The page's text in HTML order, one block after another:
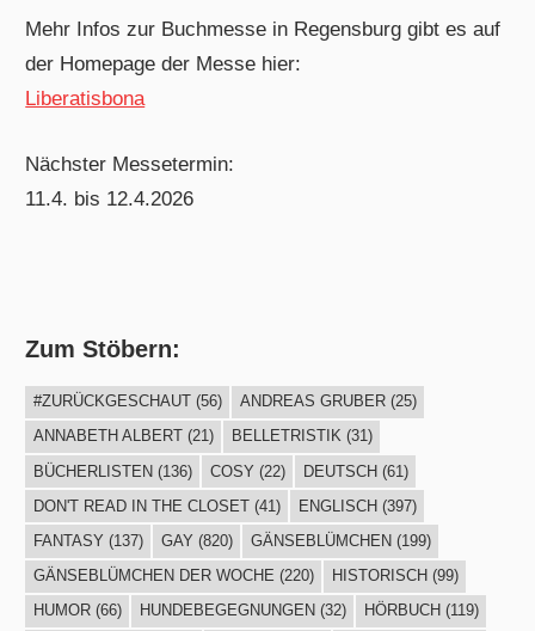
Mehr Infos zur Buchmesse in Regensburg gibt es auf
der Homepage der Messe hier:
Liberatisbona
Nächster Messetermin:
11.4. bis 12.4.2026
Zum Stöbern:
#ZURÜCKGESCHAUT(56) ANDREAS GRUBER(25)
ANNABETH ALBERT(21) BELLETRISTIK(31)
BÜCHERLISTEN(136) COSY (22) DEUTSCH(61)
DON'T READ IN THE CLOSET(41) ENGLISCH (397)
FANTASY (137) GAY (820) GÄNSEBLÜMCHEN (199)
GÄNSEBLÜMCHEN DER WOCHE (220) HISTORISCH (99)
HUMOR(66) HUNDEBEGEGNUNGEN (32) HÖRBUCH (119)